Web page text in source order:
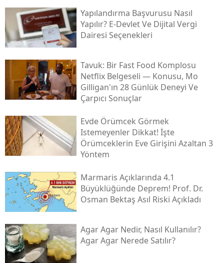
Yapılandırma Başvurusu Nasıl
Yapılır? E-Devlet Ve Dijital Vergi
Dairesi Seçenekleri
Tavuk: Bir Fast Food Komplosu
Netflix Belgeseli — Konusu, Mo
Gilligan'ın 28 Günlük Deneyi Ve
Çarpıcı Sonuçlar
Evde Örümcek Görmek
Istemeyenler Dikkat! İşte
Örümceklerin Eve Girişini Azaltan 3
Yöntem
Marmaris Açıklarında 4.1
Büyüklüğünde Deprem! Prof. Dr.
Osman Bektaş Asıl Riski Açıkladı
Agar Agar Nedir, Nasıl Kullanılır?
Agar Agar Nerede Satılır?